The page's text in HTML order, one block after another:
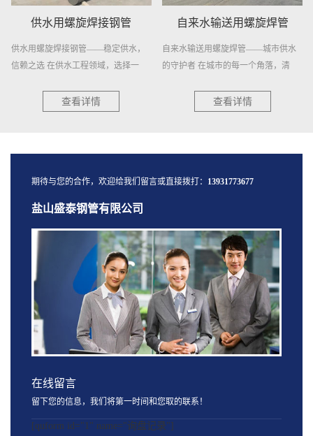
供水用螺旋焊接钢管
供水用螺旋焊接钢管——稳定供水，
信赖之选 在供水工程领域，选择一
查看详情
自来水输送用螺旋焊管
自来水输送用螺旋焊管——城市供水
的守护者 在城市的每一个角落，清
查看详情
期待与您的合作，欢迎给我们留言或直接拨打： 13931773677
盐山盛泰钢管有限公司
在线留言
留下您的信息，我们将第一时间和您取的联系！
[quform id="1" name="询盘记录"]